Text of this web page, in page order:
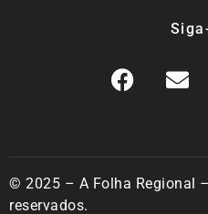
© 2025 – A Folha Regional
reservados.